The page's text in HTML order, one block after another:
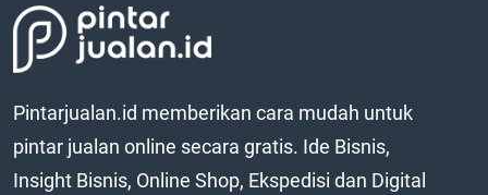
Pintarjualan.id memberikan cara mudah untuk
pintar jualan online secara gratis. Ide Bisnis,
Insight Bisnis, Online Shop, Ekspedisi dan Digital